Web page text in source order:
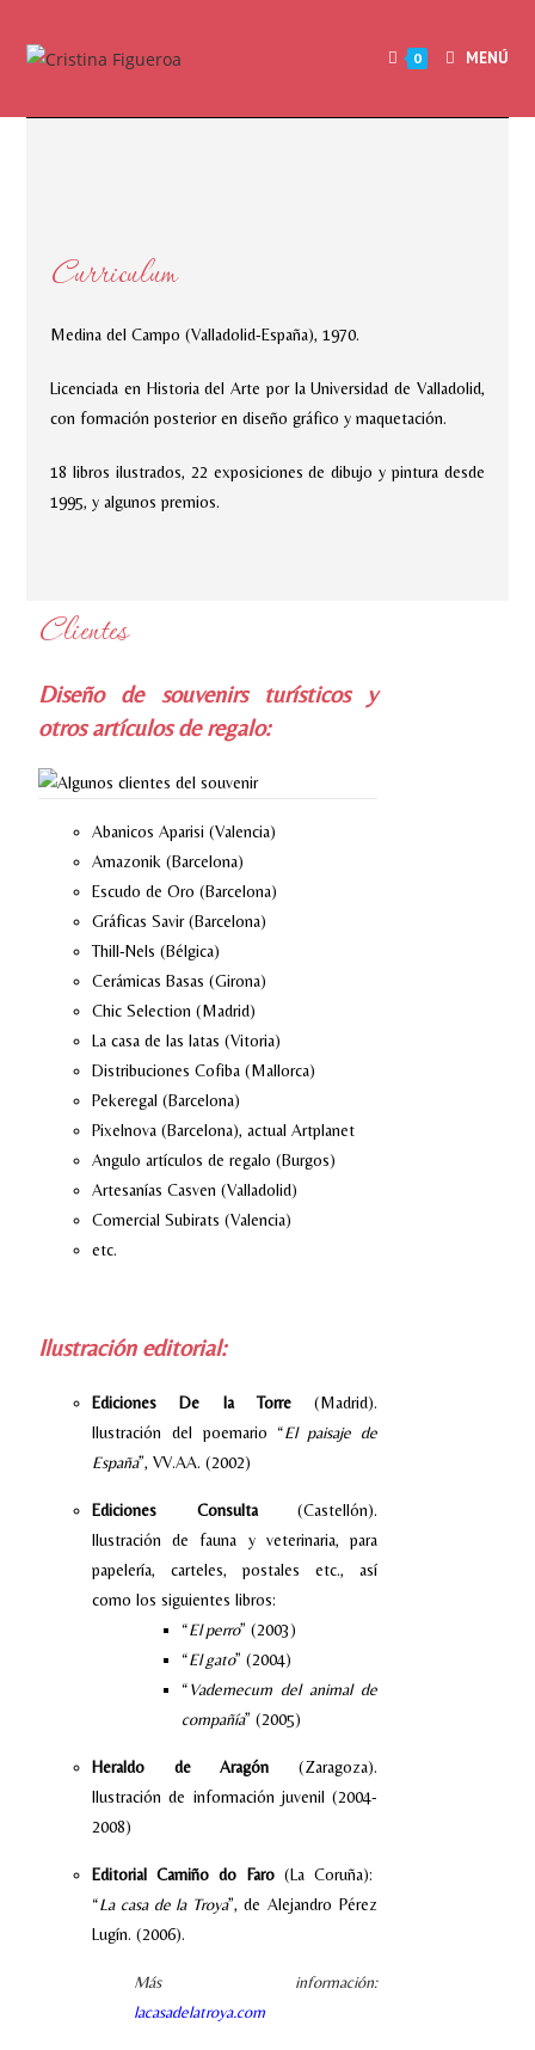
0 MENÚ
Curriculum
Medina del Campo (Valladolid-España), 1970.
Licenciada en Historia del Arte por la Universidad de Valladolid,
con formación posterior en diseño gráfico y maquetación.
18 libros ilustrados, 22 exposiciones de dibujo y pintura desde
1995, y algunos premios.
Clientes
Diseño de souvenirs turísticos y
otros artículos de regalo:
Abanicos Aparisi (Valencia)
Amazonik (Barcelona)
Escudo de Oro (Barcelona)
Gráficas Savir (Barcelona)
Thill-Nels (Bélgica)
Cerámicas Basas (Girona)
Chic Selection (Madrid)
La casa de las latas (Vitoria)
Distribuciones Cofiba (Mallorca)
Pekeregal (Barcelona)
Pixelnova (Barcelona), actual Artplanet
Angulo artículos de regalo (Burgos)
Artesanías Casven (Valladolid)
Comercial Subirats (Valencia)
etc.
Ilustración editorial:
Ediciones De la Torre(Madrid).
Ilustración del poemario “El paisaje de
España”, VV.AA. (2002)
Ediciones Consulta(Castellón).
Ilustración de fauna y veterinaria, para
papelería, carteles, postales etc., así
como los siguientes libros:
“El perro” (2003)
“El gato” (2004)
“Vademecum del animal de
compañía” (2005)
Heraldo de Aragón (Zaragoza).
Ilustración de información juvenil (2004-
2008)
Editorial Camiño do Faro(La Coruña):
“La casa de la Troya”, de Alejandro Pérez
Lugín. (2006).
Más información:
lacasadelatroya.com